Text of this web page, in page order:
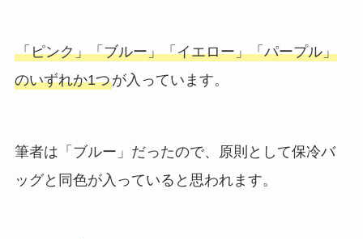
「ピンク」「ブルー」「イエロー」「パープル」
のいずれか1つが入っています。
筆者は「ブルー」だったので、原則として保冷バ
ッグと同色が入っていると思われます。